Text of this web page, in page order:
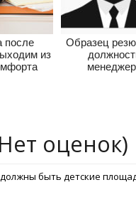
после
из
Образец
оценок)
быть детские